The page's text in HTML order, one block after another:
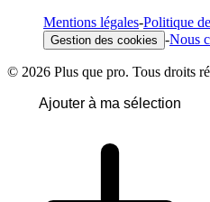
Mentions légales-Politique
Gestion des cookies -Nous
© 2026 Plus que pro. Tous droits
Ajouter à ma sélection